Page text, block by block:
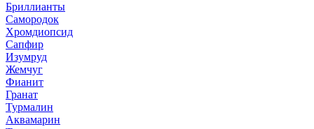
Бриллианты
Самородок
Хромдиопсид
Сапфир
Изумруд
Жемчуг
Фианит
Гранат
Турмалин
Аквамарин